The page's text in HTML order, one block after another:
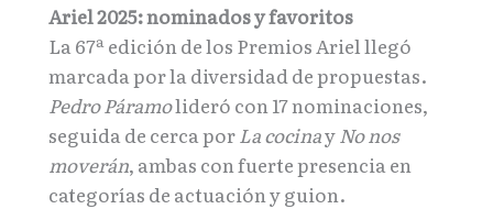
Ariel 2025: nominados y favoritos
La 67ª edición de los Premios Ariel llegó
marcada por la diversidad de propuestas.
Pedro Páramolideró con 17 nominaciones,
seguida de cerca por La cocinay No nos
moverán, ambas con fuerte presencia en
categorías de actuación y guion.